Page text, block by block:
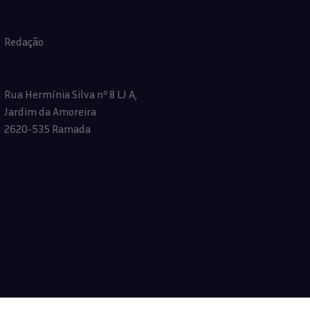
Redação
Rua Hermínia Silva nº 8 LJ A,
Jardim da Amoreira
2620-535 Ramada